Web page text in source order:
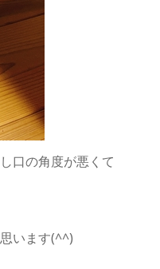
口の角度が悪くて
います(^^)